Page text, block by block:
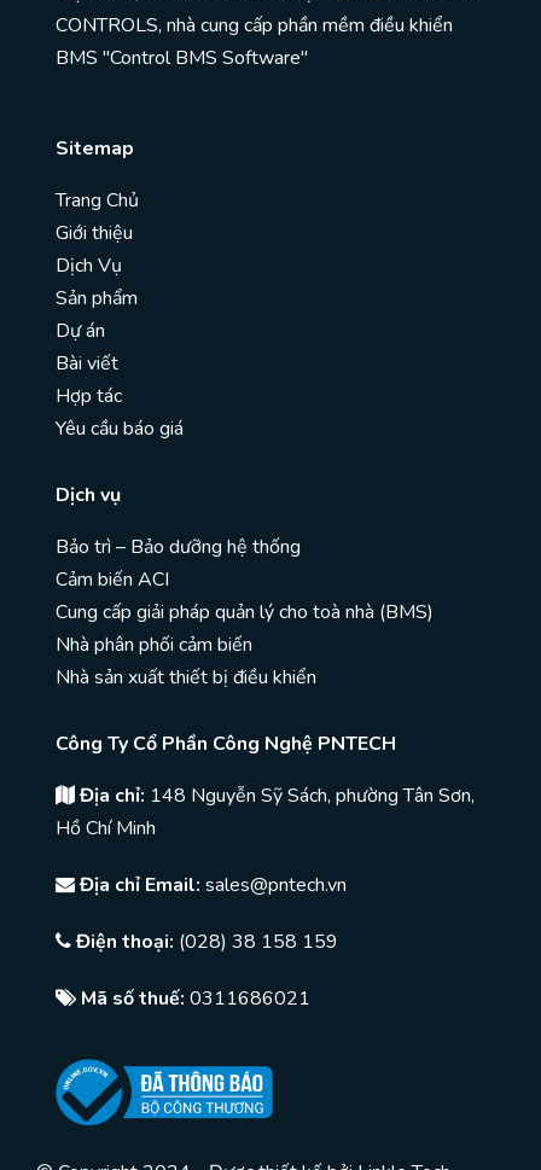
CONTROLS, nhà cung cấp phần mềm điều khiển
BMS "Control BMS Software"
Sitemap
Trang Chủ
Giới thiệu
Dịch Vụ
Sản phẩm
Dự án
Bài viết
Hợp tác
Yêu cầu báo giá
Dịch vụ
Bảo trì – Bảo dưỡng hệ thống
Cảm biến ACI
Cung cấp giải pháp quản lý cho toà nhà (BMS)
Nhà phân phối cảm biến
Nhà sản xuất thiết bị điều khiển
Công Ty Cổ Phần Công Nghệ PNTECH
Địa chỉ: 148 Nguyễn Sỹ Sách, phường Tân Sơn,
Hồ Chí Minh
Địa chỉ Email: sales@pntech.vn
Điện thoại: (028) 38 158 159
Mã số thuế: 0311686021